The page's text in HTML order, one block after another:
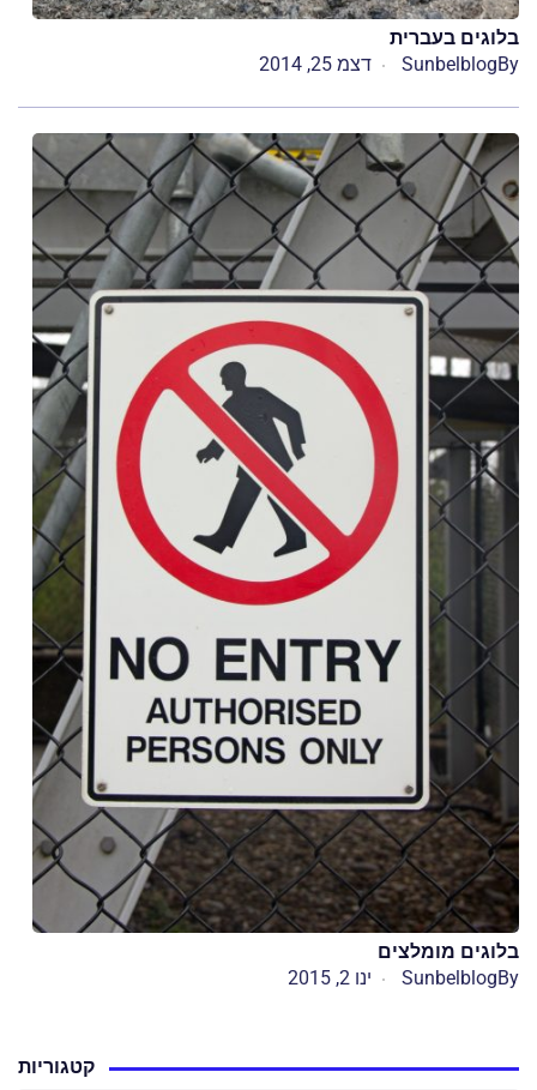
בלוגים בעברית
By
Sunbelblog דצמ 25, 2014
בלוגים מומלצים
By
Sunbelblog ינו 2, 2015
קטגוריות